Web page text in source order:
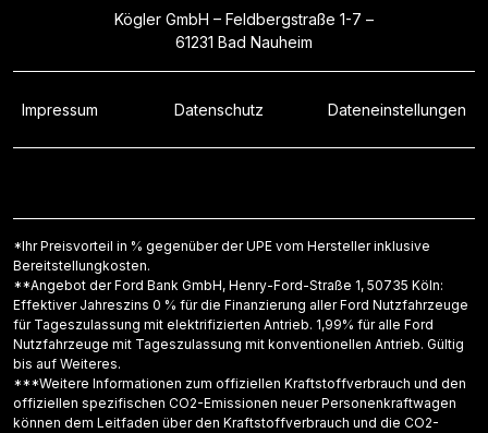
Kögler GmbH – Feldbergstraße 1-7 –
61231 Bad Nauheim
Impressum Datenschutz Dateneinstellungen
*Ihr Preisvorteil in % gegenüber der UPE vom Hersteller inklusive
Bereitstellungkosten.
**Angebot der Ford Bank GmbH, Henry-Ford-Straße 1, 50735 Köln:
Effektiver Jahreszins 0 % für die Finanzierung aller Ford Nutzfahrzeuge
für Tageszulassung mit elektrifizierten Antrieb. 1,99% für alle Ford
Nutzfahrzeuge mit Tageszulassung mit konventionellen Antrieb. Gültig
bis auf Weiteres.
***Weitere Informationen zum offiziellen Kraftstoffverbrauch und den
offiziellen spezifischen CO2-Emissionen neuer Personenkraftwagen
können dem Leitfaden über den Kraftstoffverbrauch und die CO2-